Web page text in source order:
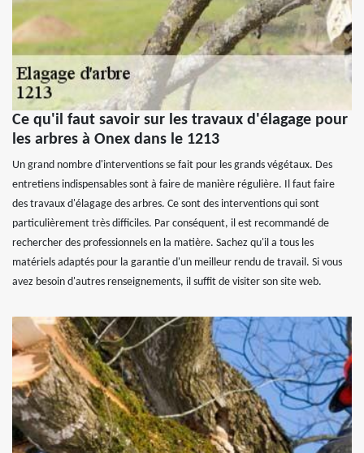
Ce qu'il faut savoir sur les travaux d'élagage pour
les arbres à Onex dans le 1213
Un grand nombre d'interventions se fait pour les grands végétaux. Des
entretiens indispensables sont à faire de manière régulière. Il faut faire
des travaux d'élagage des arbres. Ce sont des interventions qui sont
particulièrement très difficiles. Par conséquent, il est recommandé de
rechercher des professionnels en la matière. Sachez qu'il a tous les
matériels adaptés pour la garantie d'un meilleur rendu de travail. Si vous
avez besoin d'autres renseignements, il suffit de visiter son site web.